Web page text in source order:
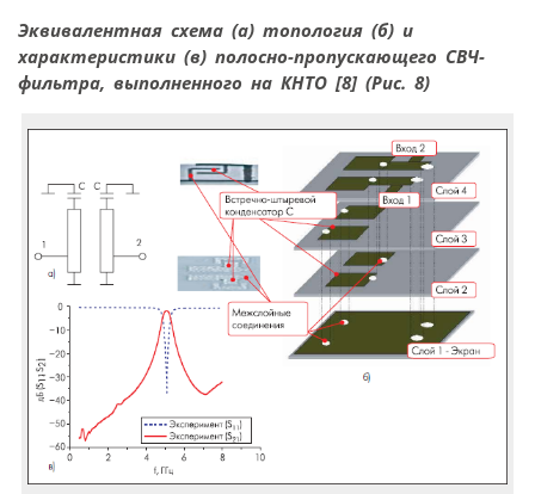
Эквивалентная схема (а) топология (б) и
характеристики (в) полосно-пропускающего СВЧ-
фильтра, выполненного на КНТО [8] (Рис. 8)